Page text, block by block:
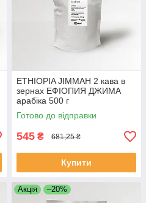
ETHIOPIA JIMMAH 2 кава в
зернах ЕФІОПИЯ ДЖИМА
арабіка 500 г
Свіжообсмажена кава
зернова Моносорт
Готово до відправки
545 ₴ 681,25 ₴
Купити
Акція –20%